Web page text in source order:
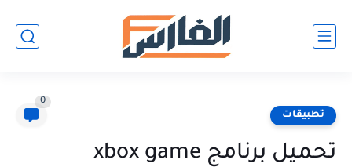
تطبيقات
0
تحميل برنامج xbox game